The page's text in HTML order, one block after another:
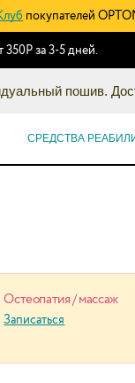
покупателей
350Р за 3-5 дней.
пошив.
СРЕДСТВА
Остеопатия / массаж
Записаться